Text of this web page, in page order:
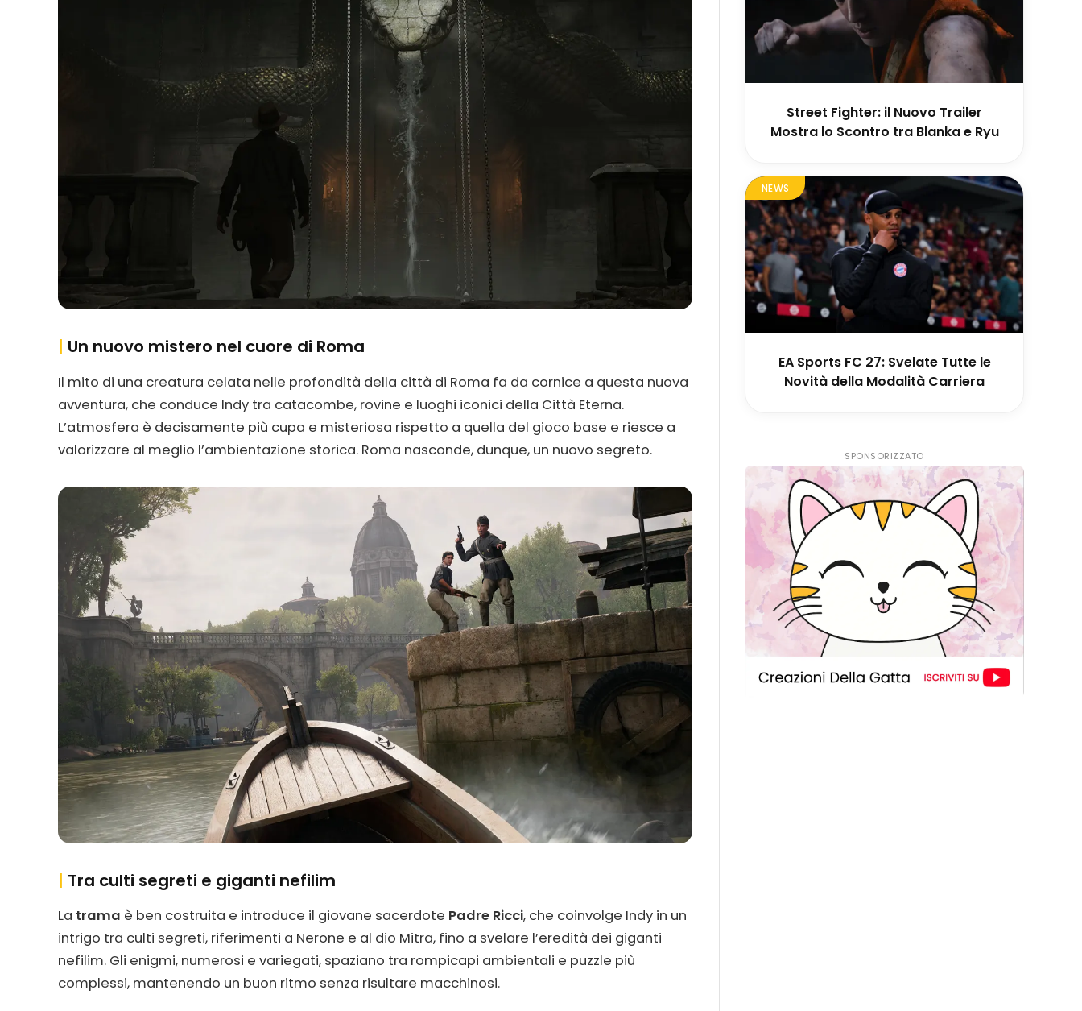
| Un nuovo mistero nel cuore di Roma
Il mito di una creatura celata nelle profondità della città di Roma fa da cornice a questa nuova
avventura, che conduce Indy tra catacombe, rovine e luoghi iconici della Città Eterna.
L’atmosfera è decisamente più cupa e misteriosa rispetto a quella del gioco base e riesce a
valorizzare al meglio l’ambientazione storica. Roma nasconde, dunque, un nuovo segreto.
| Tra culti segreti e giganti nefilim
La trama è ben costruita e introduce il giovane sacerdote Padre Ricci, che coinvolge Indy in un
intrigo tra culti segreti, riferimenti a Nerone e al dio Mitra, fino a svelare l’eredità dei giganti
nefilim. Gli enigmi, numerosi e variegati, spaziano tra rompicapi ambientali e puzzle più
complessi, mantenendo un buon ritmo senza risultare macchinosi.
Street Fighter: il Nuovo Trailer
Mostra lo Scontro tra Blanka e Ryu
NEWS
EA Sports FC 27: Svelate Tutte le
Novità della Modalità Carriera
SPONSORIZZATO